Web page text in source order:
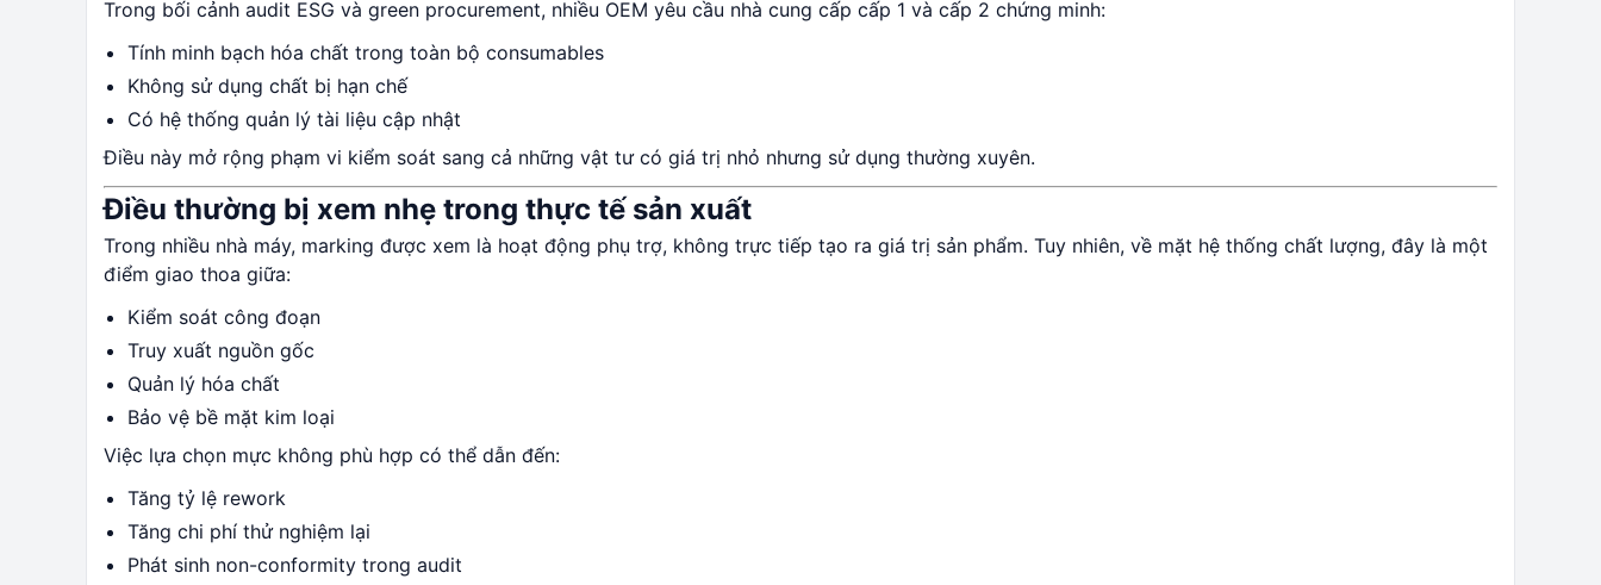
Trong bối cảnh audit ESG và green procurement, nhiều OEM yêu cầu nhà cung cấp cấp 1 và cấp 2 chứng minh:
Tính minh bạch hóa chất trong toàn bộ consumables
Không sử dụng chất bị hạn chế
Có hệ thống quản lý tài liệu cập nhật
Điều này mở rộng phạm vi kiểm soát sang cả những vật tư có giá trị nhỏ nhưng sử dụng thường xuyên.
Điều thường bị xem nhẹ trong thực tế sản xuất
Trong nhiều nhà máy, marking được xem là hoạt động phụ trợ, không trực tiếp tạo ra giá trị sản phẩm. Tuy nhiên, về mặt hệ thống chất lượng, đây là một
điểm giao thoa giữa:
Kiểm soát công đoạn
Truy xuất nguồn gốc
Quản lý hóa chất
Bảo vệ bề mặt kim loại
Việc lựa chọn mực không phù hợp có thể dẫn đến:
Tăng tỷ lệ rework
Tăng chi phí thử nghiệm lại
Phát sinh non-conformity trong audit